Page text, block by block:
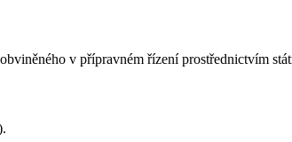
v přípravném řízení prostřednictvím